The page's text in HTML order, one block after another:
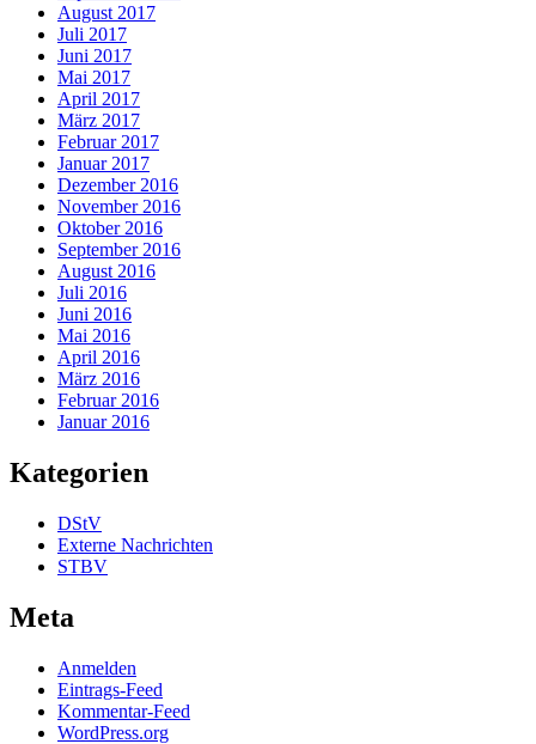
August 2017
Juli 2017
Juni 2017
Mai 2017
April 2017
März 2017
Februar 2017
Januar 2017
Dezember 2016
November 2016
Oktober 2016
September 2016
August 2016
Juli 2016
Juni 2016
Mai 2016
April 2016
März 2016
Februar 2016
Januar 2016
Kategorien
DStV
Externe Nachrichten
STBV
Meta
Anmelden
Eintrags-Feed
Kommentar-Feed
WordPress.org